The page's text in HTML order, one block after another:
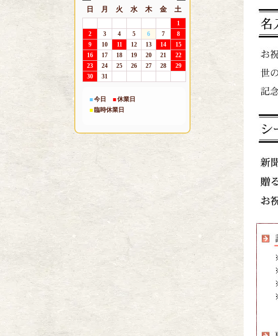
日 月 火 水 木 金 土
1
2
3 4 5 6 7
8
9
10 11 12 13 14
15
16
17 18 19 20 21
22
23
24 25 26 27 28
29
30
31
■今日 ■休業日
■臨時休業日